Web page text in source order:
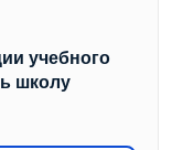
учебного
школу